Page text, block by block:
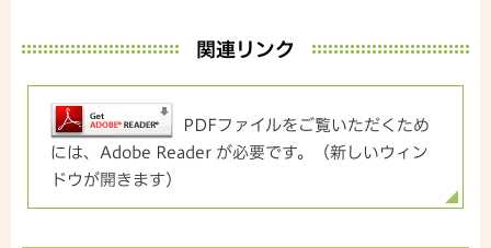
関連リンク
PDFファイルをご覧いただくため
には、Adobe Reader が必要です。（新しいウィン
ドウが開きます）